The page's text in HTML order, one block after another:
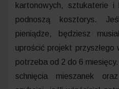
kartonowych, sztukaterie i
podnoszą kosztorys.
pieniądze, będziesz
uprościć projekt
potrzeba od 2 do 6
schnięcia mieszanek